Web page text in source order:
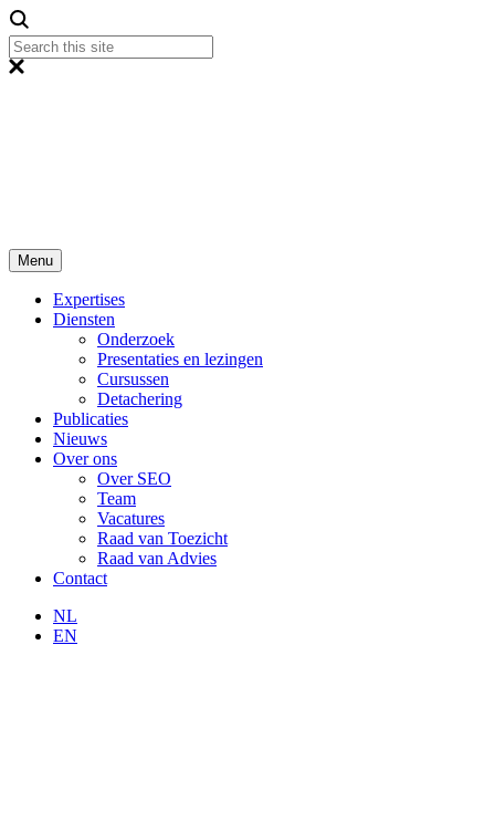
Menu
Expertises
Diensten
Onderzoek
Presentaties en lezingen
Cursussen
Detachering
Publicaties
Nieuws
Over ons
Over SEO
Team
Vacatures
Raad van Toezicht
Raad van Advies
Contact
NL
EN